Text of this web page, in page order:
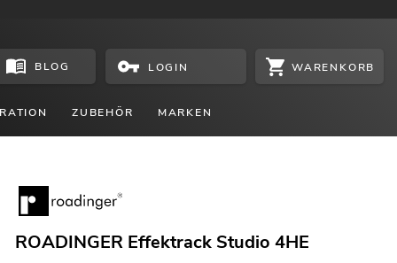
BLOG LOGIN WARENKORB
ZUBEHÖR MARKEN
ROADINGER Effektrack Studio 4HE